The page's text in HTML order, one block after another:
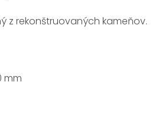
z rekonštruovaných kameňov.
mm